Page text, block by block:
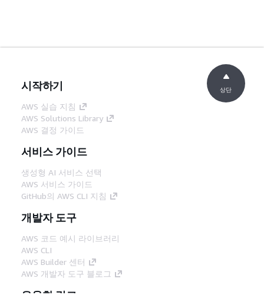
시작하기
AWS 실습 지침
AWS Solutions Library
AWS 결정 가이드
서비스 가이드
생성형 AI 서비스 선택
AWS 서비스 가이드
GitHub의 AWS CLI 지침
개발자 도구
AWS 코드 예시 라이브러리
AWS CLI
AWS Builder 센터
AWS 개발자 도구 블로그
유용한 링크
상단